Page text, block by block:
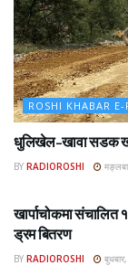
ROSHI KHABAR E-
धुलिखेल–खावा सडक
BY RADIOROSHI
खार्पाचोकमा
ड्रम बितरण
BY RADIOROSHI